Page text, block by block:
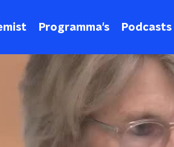
Programma's Podcasts